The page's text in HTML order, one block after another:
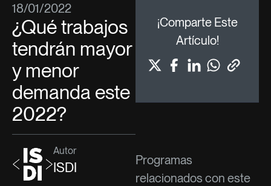
18/01/2022
¿Qué trabajos
tendrán mayor
y menor
demanda este
2022?
Autor
ISDI
¡Comparte Este
Artículo!
Programas
relacionados con este